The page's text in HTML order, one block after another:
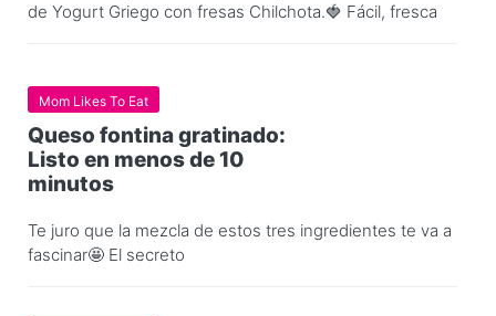
de Yogurt Griego con fresas Chilchota.🍓 Fácil, fresca
Mom Likes To Eat
Queso fontina gratinado:
Listo en menos de 10
minutos
Te juro que la mezcla de estos tres ingredientes te va a
fascinar🤩 El secreto